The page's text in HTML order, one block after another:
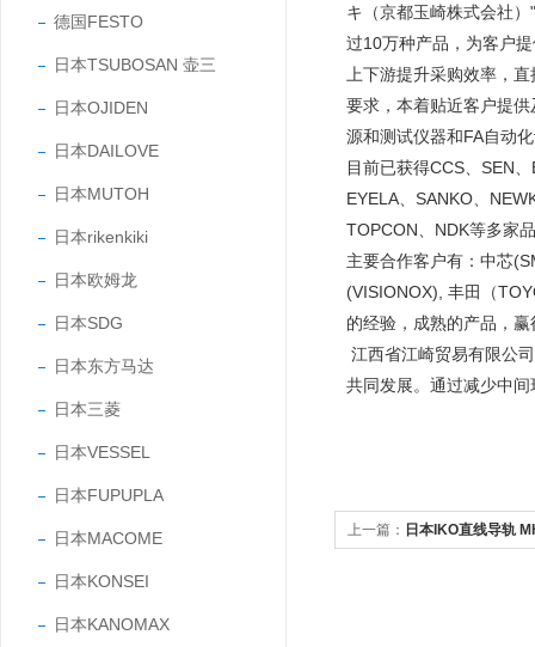
德国FESTO
日本TSUBOSAN 壶三
日本OJIDEN
日本DAILOVE
日本MUTOH
日本rikenkiki
日本欧姆龙
日本SDG
日本东方马达
日本三菱
日本VESSEL
日本FUPUPLA
日本MACOME
日本KONSEI
日本KANOMAX
キ（京都玉崎株式会社
过10万种产品，为客户
上下游提升采购效率，
要求，本着贴近客户提
源和测试仪器和FA自动
目前已获得CCS、SEN
EYELA、SANKO、
TOPCON、NDK等多家
主要合作客户有：中芯
(VISIONOX), 丰田（
的经验，成熟的产品，
江西省江崎贸易有限公
共同发展。通过减少中
上一篇： 日本IKO直线导轨